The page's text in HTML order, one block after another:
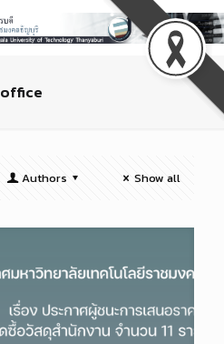
office
Authors Show all